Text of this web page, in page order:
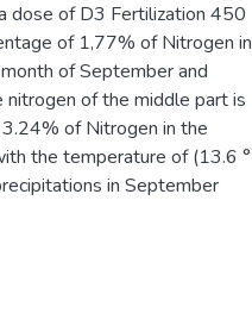
dose of D3 Fertilization 450
of 1,77% of Nitrogen in
of September and
of the middle part is
of Nitrogen in the
the temperature of (13.6 °
in September